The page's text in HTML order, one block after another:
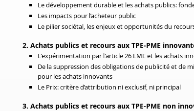
Le développement durable et les achats publics:
Les impacts pour l’acheteur public
Le pilier sociétal, les enjeux et opportunités du
2. Achats publics et recours aux TPE-PME
L'expérimentation par l'article 26 LME et les achats
De la suppression des obligations de publicité et de
pour les achats innovants
Le Prix: critère d’attribution ni exclusif, ni principal
3. Achats publics et recours aux TPE-PME non